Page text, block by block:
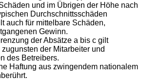
und im Übrigen der Höhe nach
Durchschnittsschäden
auch für mittelbare Schäden,
Gewinn.
der Absätze a bis c gilt
der Mitarbeiter und
des Betreibers.
Haftung aus zwingendem nationalem